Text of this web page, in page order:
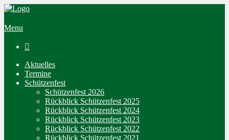
Menu

Aktuelles
Termine
Schützenfest
Schützenfest 2026
Rückblick Schützenfest 2025
Rückblick Schützenfest 2024
Rückblick Schützenfest 2023
Rückblick Schützenfest 2022
Rückblick Schützenfest 2021